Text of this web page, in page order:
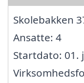
Skolebakken
Ansatte: 4
Startdato: 01.